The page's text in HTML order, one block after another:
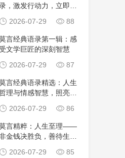
，激发行动力，立即改
2026-07-29 88
言经典语录第一辑：感
文学巨匠的深刻智慧
2026-07-29
87
言经典语录精选：人生
理与情感智慧，照亮前
2026-07-29 86
言精粹：人生至理——
金钱决胜负，善待生命
2026-07-29 85